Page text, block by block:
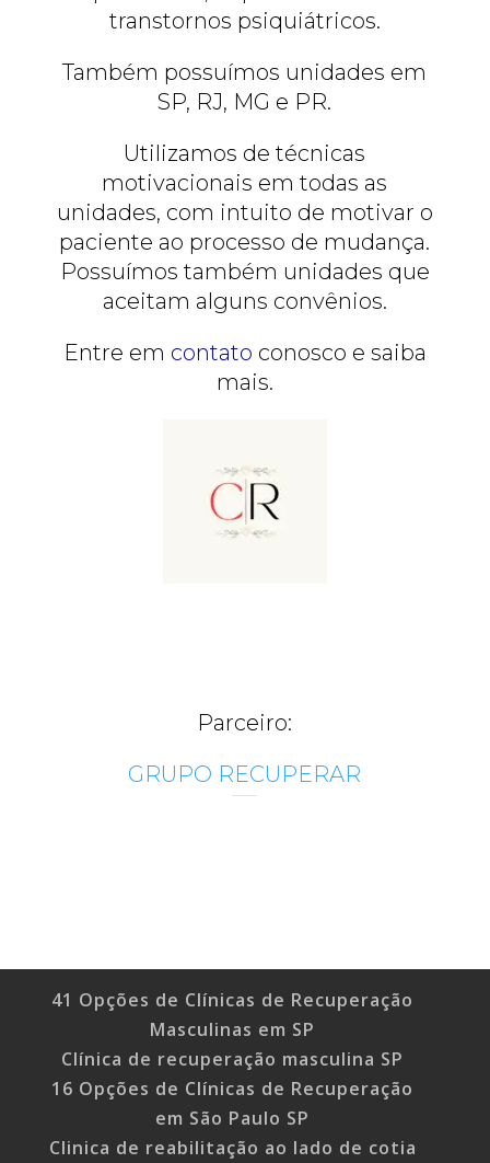
transtornos psiquiátricos.
Também possuímos unidades em
SP, RJ, MG e PR.
Utilizamos de técnicas
motivacionais em todas as
unidades, com intuito de motivar o
paciente ao processo de mudança.
Possuímos também unidades que
aceitam alguns convênios.
Entre em contato conosco e saiba
mais.
Parceiro:
GRUPO RECUPERAR
41 Opções de Clínicas de Recuperação
Masculinas em SP
Clínica de recuperação masculina SP
16 Opções de Clínicas de Recuperação
em São Paulo SP
Clinica de reabilitação ao lado de cotia